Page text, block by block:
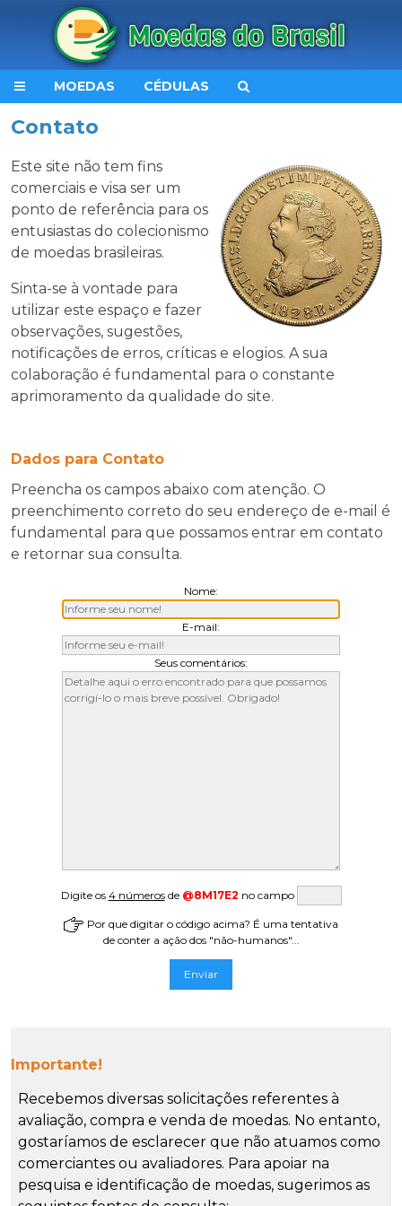
MOEDAS CÉDULAS
Contato
Este site não tem fins
comerciais e visa ser um
ponto de referência para os
entusiastas do colecionismo
de moedas brasileiras.
Sinta-se à vontade para
utilizar este espaço e fazer
observações, sugestões,
notificações de erros, críticas e elogios. A sua
colaboração é fundamental para o constante
aprimoramento da qualidade do site.
Dados para Contato
Preencha os campos abaixo com atenção. O
preenchimento correto do seu endereço de e-mail é
fundamental para que possamos entrar em contato
e retornar sua consulta.
Nome:
E-mail:
Seus comentários:
Digite os 4 númerosde @8M17E2 no campo
Por que digitar o código acima? É uma tentativa
de conter a ação dos "não-humanos"...
Importante!
Recebemos diversas solicitações referentes à
avaliação, compra e venda de moedas. No entanto,
gostaríamos de esclarecer que não atuamos como
comerciantes ou avaliadores. Para apoiar na
pesquisa e identificação de moedas, sugerimos as